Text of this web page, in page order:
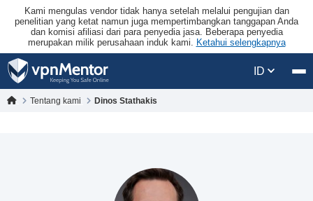
Kami mengulas vendor tidak hanya setelah melalui pengujian dan
penelitian yang ketat namun juga mempertimbangkan tanggapan Anda
dan komisi afiliasi dari para penyedia jasa. Beberapa penyedia
merupakan milik perusahaan induk kami. Ketahui selengkapnya
ID
Tentang kami Dinos Stathakis